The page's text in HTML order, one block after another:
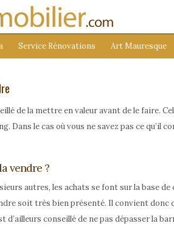
Service Rénovations Art Mauresque
de la mettre en valeur avant de le faire.
Dans le cas où vous ne savez pas ce
vendre ?
autres, les achats se font sur la base
soit très bien présenté. Il convient
conseillé de ne pas dépasser la